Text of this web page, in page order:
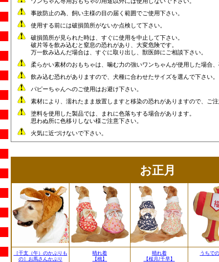
事故防止の為、飼い主様の目の届く範囲でご使用下さい。
使用する前には破損箇所がないか点検して下さい。
破損箇所が見られた時は、すぐに使用を中止して下さい。
破片等を飲み込むと窒息の恐れがあり、大変危険です。
万一飲み込んだ場合は、すぐに取り出し、獣医師にご相談下さい。
柔らかい素材のおもちゃは、噛む力の強いワンちゃんが使用した場合
飲み込む恐れがありますので、犬種に合わせたサイズを選んで下さい。
パピーちゃんへのご使用はお避け下さい。
素材により、濡れたまま放置しますと移染の恐れがありますので、ご
塗料を使用した製品では、まれに色落ちする場合があります。
思わぬ所に色移りしない様ご注意下さい。
火気に近づけないで下さい。
お正月
［干支（午）のかぶりも
の］お馬さんかぶり
晴れ着
【桃】
晴れ着
【桜月/千早】
うちで